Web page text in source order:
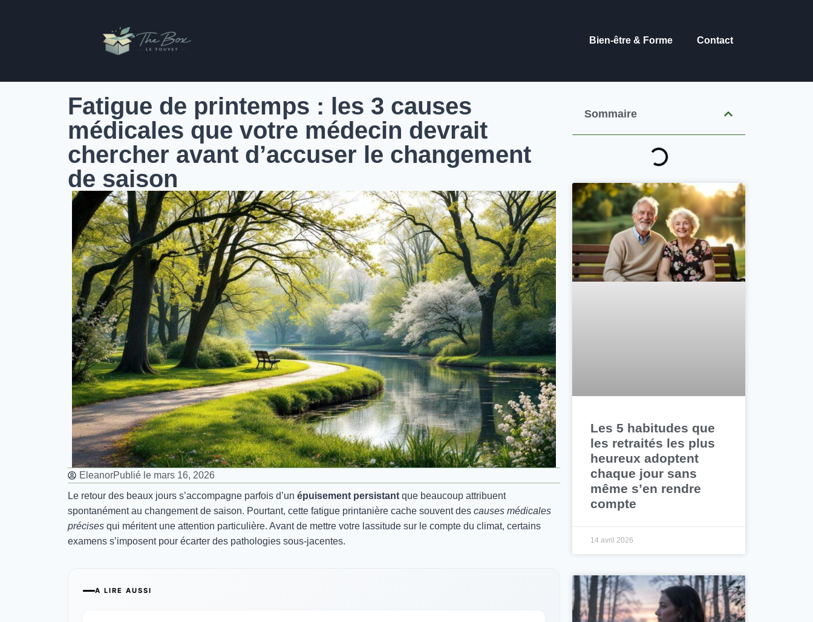
Bien-être & Forme Contact
Sommaire
Les 5 habitudes que
les retraités les plus
heureux adoptent
chaque jour sans
même s’en rendre
compte
14 avril 2026
Fatigue de printemps : les 3 causes
médicales que votre médecin devrait
chercher avant d’accuser le changement
de saison
EleanorPublié le mars 16, 2026
Le retour des beaux jours s’accompagne parfois d’un épuisement persistant que beaucoup attribuent
spontanément au changement de saison. Pourtant, cette fatigue printanière cache souvent des causes médicales
précises qui méritent une attention particulière. Avant de mettre votre lassitude sur le compte du climat, certains
examens s’imposent pour écarter des pathologies sous-jacentes.
A LIRE AUSSI